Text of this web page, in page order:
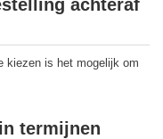
achteraf
kiezen is het mogelijk om
termijnen